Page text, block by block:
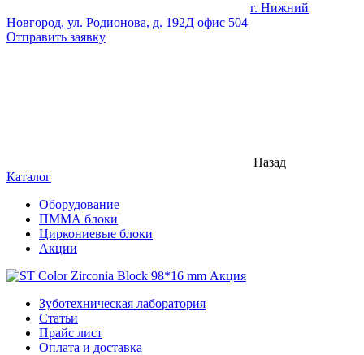
г. Нижний
Новгород, ул. Родионова, д. 192Д офис 504
Отправить заявку
Назад
Каталог
Оборудование
ПММА блоки
Циркониевые блоки
Акции
Зуботехническая лаборатория
Статьи
Прайс лист
Оплата и доставка